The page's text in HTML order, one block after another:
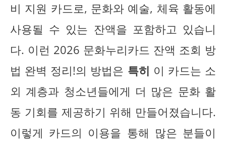
비 지원 카드로, 문화와 예술, 체육 활동에
사용될 수 있는 잔액을 포함하고 있습니
다. 이런 2026 문화누리카드 잔액 조회 방
법 완벽 정리!의 방법은 특히 이 카드는 소
외 계층과 청소년들에게 더 많은 문화 활
동 기회를 제공하기 위해 만들어졌습니다.
이렇게 카드의 이용을 통해 많은 분들이